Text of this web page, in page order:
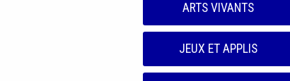
ARTS VIVANTS
JEUX ET APPLIS